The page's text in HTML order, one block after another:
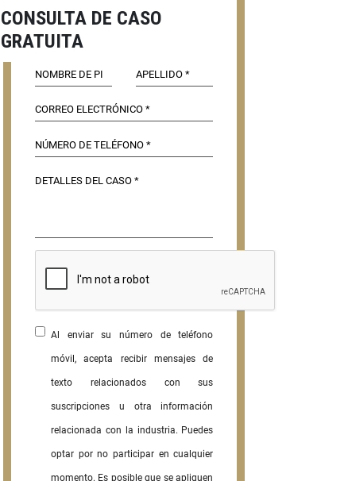
CONSULTA DE CASO
GRATUITA
Al enviar su número de teléfono
móvil, acepta recibir mensajes de
texto relacionados con sus
suscripciones u otra información
relacionada con la industria. Puedes
optar por no participar en cualquier
momento. Es posible que se apliquen